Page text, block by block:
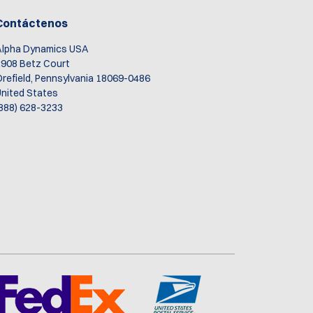
Dynamics USA
Betz Court
Pennsylvania 18069-0486
States
628-3233